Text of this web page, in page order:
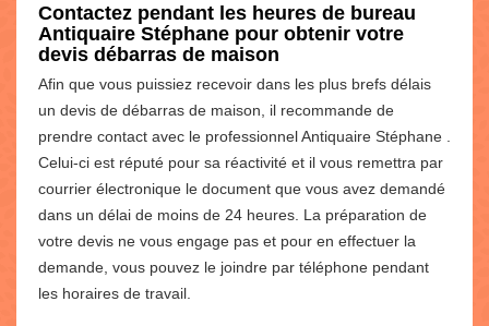
Contactez pendant les heures de bureau
Antiquaire Stéphane pour obtenir votre
devis débarras de maison
Afin que vous puissiez recevoir dans les plus brefs délais
un devis de débarras de maison, il recommande de
prendre contact avec le professionnel Antiquaire Stéphane .
Celui-ci est réputé pour sa réactivité et il vous remettra par
courrier électronique le document que vous avez demandé
dans un délai de moins de 24 heures. La préparation de
votre devis ne vous engage pas et pour en effectuer la
demande, vous pouvez le joindre par téléphone pendant
les horaires de travail.